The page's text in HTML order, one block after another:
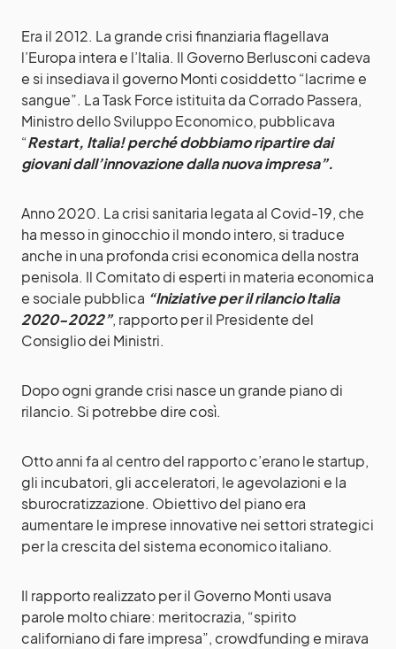
Era il 2012. La grande crisi finanziaria flagellava
l’Europa intera e l’Italia. Il Governo Berlusconi cadeva
e si insediava il governo Monti cosiddetto “lacrime e
sangue”. La Task Force istituita da Corrado Passera,
Ministro dello Sviluppo Economico, pubblicava
“Restart, Italia! perché dobbiamo ripartire dai
giovani dall’innovazione dalla nuova impresa”.
Anno 2020. La crisi sanitaria legata al Covid-19, che
ha messo in ginocchio il mondo intero, si traduce
anche in una profonda crisi economica della nostra
penisola. Il Comitato di esperti in materia economica
e sociale pubblica “Iniziative per il rilancio Italia
2020-2022”, rapporto per il Presidente del
Consiglio dei Ministri.
Dopo ogni grande crisi nasce un grande piano di
rilancio. Si potrebbe dire così.
Otto anni fa al centro del rapporto c’erano le startup,
gli incubatori, gli acceleratori, le agevolazioni e la
sburocratizzazione. Obiettivo del piano era
aumentare le imprese innovative nei settori strategici
per la crescita del sistema economico italiano.
Il rapporto realizzato per il Governo Monti usava
parole molto chiare: meritocrazia, “spirito
californiano di fare impresa”, crowdfunding e mirava